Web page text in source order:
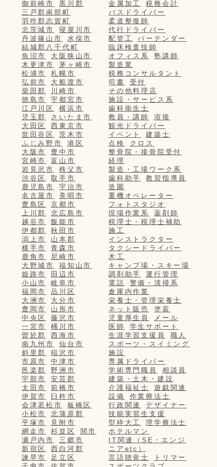
御前崎市
黒川郡
三戸郡南部町
羽咋郡志賀町
北茨城市
寝屋川市
丹波篠山市
水俣市
結城郡八千代町
魚沼市
大阪狭山市
木更津市
茅ヶ崎市
松浦市
札幌市
弘前市
大船渡市
柴田郡
川崎市
徳島市
宇都宮市
江戸川区
横浜市
児玉郡
さいたま市
大田区
西東京市
世田谷区
茨木市
ふじみ野市
港区
大阪市
豊中市
宮崎市
富山市
岩見沢市
秩父市
渋谷区
取手市
鹿児島市
宇治市
名古屋市
美唄市
豊島区
京都市
上川郡
北広島市
越谷市
飯能市
伊都郡
秋田市
潟上市
山本郡
横手市
青森市
鹿角市
尼崎市
大野城市
福知山市
姫路市
田辺市
小山市
岐阜市
福岡市
品川区
大洲市
大分市
豊岡市
山形市
中央区
藤沢市
一宮市
桶川市
曽於郡
西海市
南九州市
仙台市
斜里郡
稲沢市
市原市
中津市
邑楽郡
野洲市
宇部市
安芸郡
太田市
前橋市
伊賀市
臼杵市
会津若松市
板橋区
小松市
北蒲原郡
平塚市
見附市
網走市
杉並区
関市
瀬戸内市
三郷市
新宿区
西白河郡
諫早市
足立区
金属加工
税務会計
バスドライバー
柔道整復師
代行ドライバー
配管工
バーテンダー
臨床検査技師
オフィス系
塾講師
製造業
税務コンサルタント
司書
受付
その他料理店
施設・サービス系
歯科衛生士
教員・講師
溶接
観光ドライバー
イベント
建築士
点検
クロス
整骨院・接骨院受付
経理
製造・工場ワーク系
歯科助手
教習指導員
造園
重機オペレーター
フォトスタジオ
現場作業系
薬剤師
税理士・税理士補助
施工
インストラクター
タクシードライバー
木工
キャンプ場・スキー場
調剤助手
運行管理
電話
警備・清掃系
倉庫内作業
栄養士・管理栄養士
ネット販売
塗装
児童厚生員
メール
医師
学生サポート
生涯学習支援員
職人
スポーツ・スイミング
施設
専属ドライバー
学術専門職員
相談員
建築・土木・建設
介護福祉士
遊戯関連
設備
作業療法士
行政関連
デザイナー
技能実習生支援
型枠大工
理学療法士
ホテルマン
IT関連（SE・エンジ
ニアetc）
言語聴覚士
トリマー